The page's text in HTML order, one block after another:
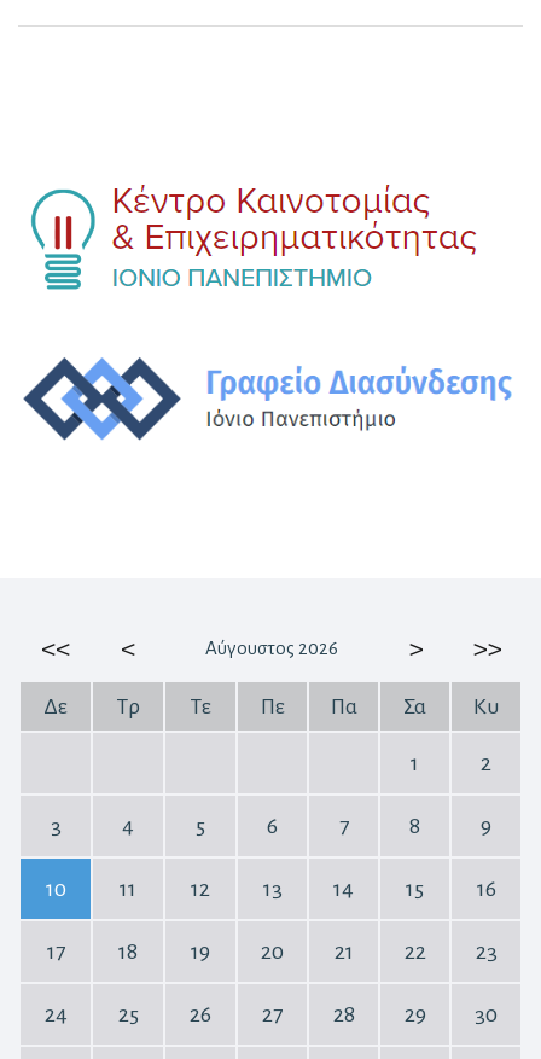
<< < Αύγουστος 2026 > >>
Δε Τρ Τε Πε Πα Σα Κυ
1 2
3 4 5 6 7 8 9
10 11 12 13 14 15 16
17 18 19 20 21 22 23
24 25 26 27 28 29 30